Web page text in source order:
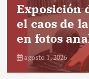
Exposición
el caos de
en fotos
agosto 1, 2026